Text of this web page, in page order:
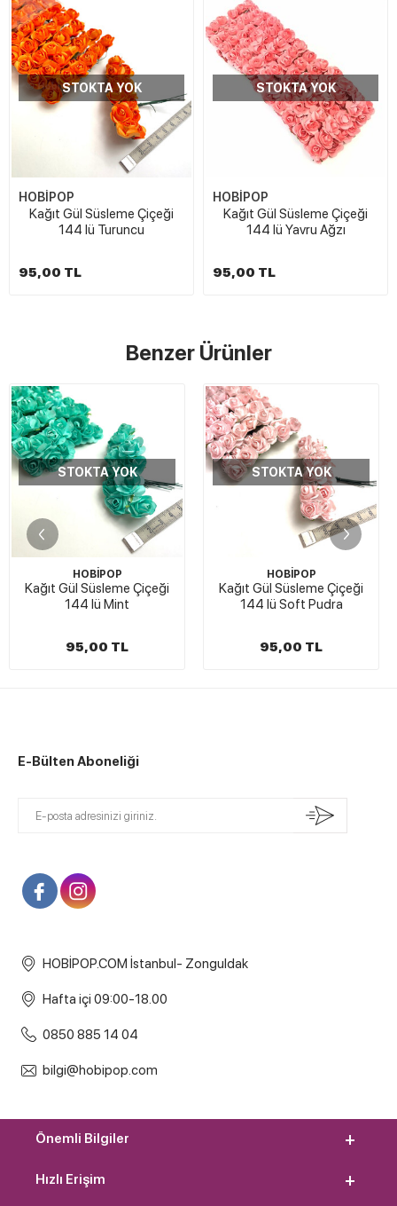
STOKTA YOK
HOBİPOP
Kağıt Gül Süsleme Çiçeği
144 lü Turuncu
95,00 TL
STOKTA YOK
HOBİPOP
Kağıt Gül Süsleme Çiçeği
144 lü Yavru Ağzı
95,00 TL
Benzer Ürünler
STOKTA YOK
HOBİPOP
Kağıt Gül Süsleme Çiçeği
144 lü Mint
95,00 TL
STOKTA YOK
HOBİPOP
Kağıt Gül Süsleme Çiçeği
144 lü Soft Pudra
95,00 TL
E-Bülten Aboneliği
HOBİPOP.COM İstanbul- Zonguldak
Hafta içi 09:00-18.00
0850 885 14 04
bilgi@hobipop.com
Önemli Bilgiler
Hızlı Erişim